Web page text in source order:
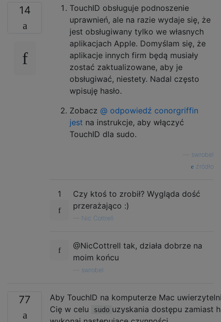
14
TouchID obsługuje podnoszenie
uprawnień, ale na razie wydaje się, że
jest obsługiwany tylko we własnych
aplikacjach Apple. Domyślam się, że
aplikacje innych firm będą musiały
zostać zaktualizowane, aby je
obsługiwać, niestety. Nadal często
wpisuję hasło.
Zobacz @ odpowiedź conorgriffin
jest na instrukcje, aby włączyć
TouchID dla sudo.
swrobel
źródło
1
Czy ktoś to zrobił? Wygląda dość
przerażająco :)
Nic Cottrell
@NicCottrell tak, działa dobrze na
moim końcu
swrobel
77
Aby TouchID na komputerze Mac
Cię w celu
sudo uzyskania dostępu zamiast